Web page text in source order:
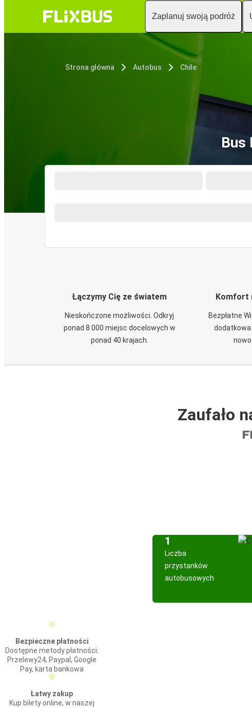
Zaplanuj swoją podróż
Strona główna Autobus Chile
Bus
Łączymy Cię ze światem
Nieskończone możliwości. Odkryj
ponad 8 000 miejsc docelowych w
ponad 40 krajach.
Komfort
Bezpłatne
Zaufało
1
Liczba
przystanków
autobusowych
Bezpieczne płatności
Dostępne metody płatności:
Przelewy24, Paypal, Google
Pay, karta bankowa
Łatwy zakup
Kup bilety online, w naszej